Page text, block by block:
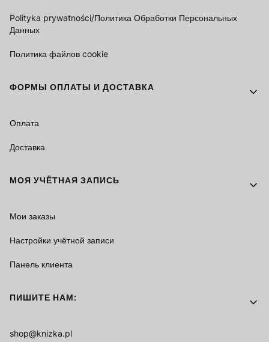
Polityka prywatności/Политика Обработки Персональных
Данных
Политика файлов cookie
ФОРМЫ ОПЛАТЫ И ДОСТАВКА
Оплата
Доставка
МОЯ УЧЁТНАЯ ЗАПИСЬ
Мои заказы
Настройки учётной записи
Панель клиента
ПИШИТЕ НАМ:
shop@knizka.pl